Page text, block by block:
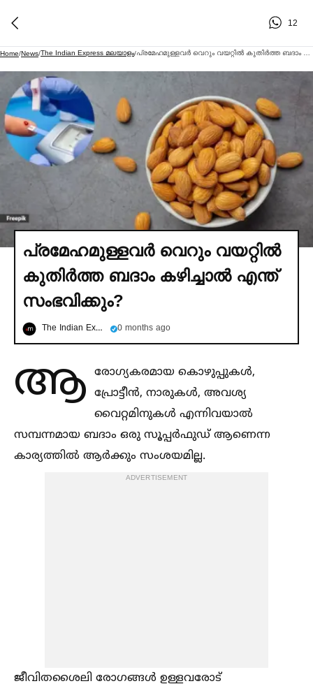
12
Home/News/The Indian Express മലയാളം/
പ്രമേഹമുള്ളവര്‍ വെറും വയറ്റില്‍
കുതിര്‍ത്ത ബദാം കഴിച്ചാല്‍ എന്ത്
സംഭവിക്കും?
The Indian Express മലയാളം 0 months ago
ആ രോഗ്യകരമായ കൊഴുപ്പുകള്‍,
പ്രോട്ടീൻ, നാരുകള്‍, അവശ്യ
വൈറ്റമിനുകള്‍ എന്നിവയാല്‍
സമ്പന്നമായ ബദാം ഒരു സൂപ്പർഫുഡ് ആണെന്ന
കാര്യത്തില്‍ ആർക്കും സംശയമില്ല.
ADVERTISEMENT
ജീവിതശൈലി രോഗങ്ങള്‍ ഉള്ളവരോട്